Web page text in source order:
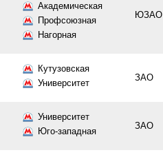
Академическая
Профсоюзная
Нагорная
ЮЗАО
Кутузовская
Университет
ЗАО
Университет
Юго-западная
ЗАО